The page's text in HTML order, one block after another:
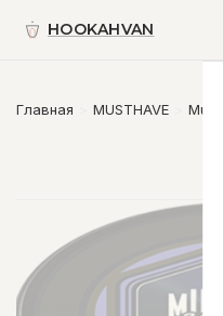
HOOKAHVAN
Главная MUSTHAVE